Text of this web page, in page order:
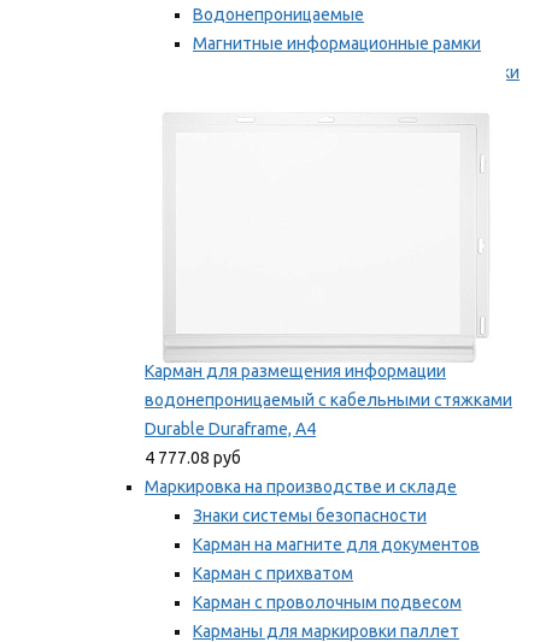
Водонепроницаемые
Магнитные информационные рамки
Самоклеящиеся информационные рамки
Карман для размещения информации
водонепроницаемый с кабельными стяжками
Durable Duraframe, А4
4 777.08 руб
Маркировка на производстве и складе
Знаки системы безопасности
Карман на магните для документов
Карман с прихватом
Карман с проволочным подвесом
Карманы для маркировки паллет